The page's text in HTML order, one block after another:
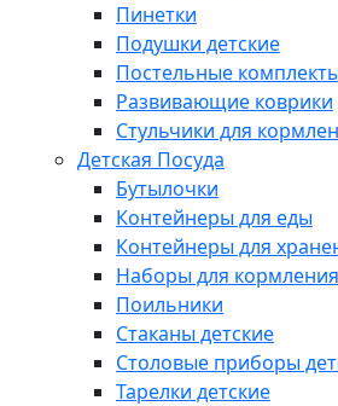
Пинетки
Подушки детские
Постельные
Развивающие коврики
Стульчики для
Детская Посуда
Бутылочки
Контейнеры для еды
Контейнеры для
Наборы для кормления
Поильники
Стаканы детские
Столовые приборы
Тарелки детские